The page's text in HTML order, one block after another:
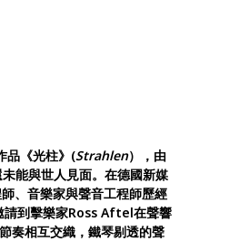
品《光柱》(Strahlen），由
能與世人見面。在德國新媒
、音樂家與聲音工程師歷經
請到擊樂家Ross Aftel在聲響
奏相互交織，鐵琴剔透的聲